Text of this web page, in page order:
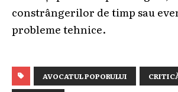
constrângerilor de timp sau
probleme tehnice.
AVOCATUL POPORULUI